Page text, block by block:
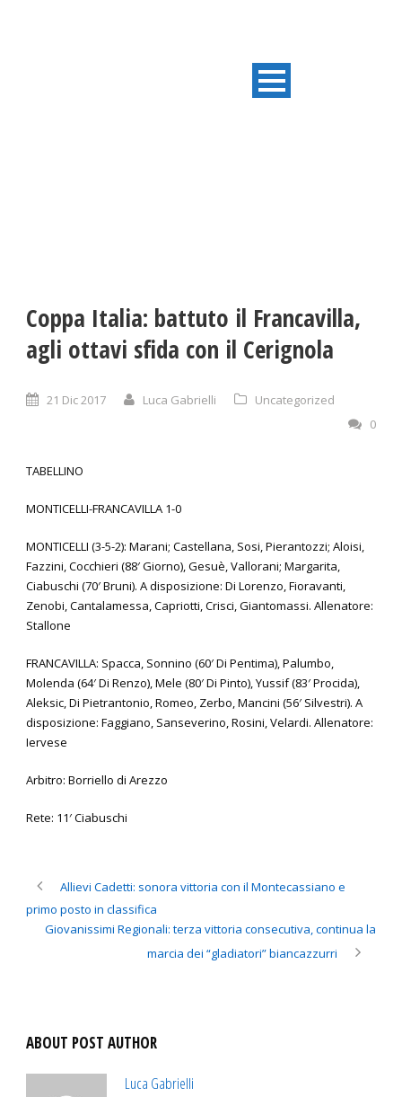
Coppa Italia: battuto il Francavilla,
agli ottavi sfida con il Cerignola
21 Dic 2017 Luca Gabrielli
Uncategorized
0
TABELLINO
MONTICELLI-FRANCAVILLA 1-0
MONTICELLI (3-5-2): Marani; Castellana, Sosi, Pierantozzi; Aloisi,
Fazzini, Cocchieri (88′ Giorno), Gesuè, Vallorani; Margarita,
Ciabuschi (70′ Bruni). A disposizione: Di Lorenzo, Fioravanti,
Zenobi, Cantalamessa, Capriotti, Crisci, Giantomassi. Allenatore:
Stallone
FRANCAVILLA: Spacca, Sonnino (60′ Di Pentima), Palumbo,
Molenda (64′ Di Renzo), Mele (80′ Di Pinto), Yussif (83′ Procida),
Aleksic, Di Pietrantonio, Romeo, Zerbo, Mancini (56′ Silvestri). A
disposizione: Faggiano, Sanseverino, Rosini, Velardi. Allenatore:
Iervese
Arbitro: Borriello di Arezzo
Rete: 11′ Ciabuschi
Allievi Cadetti: sonora vittoria con il Montecassiano e
primo posto in classifica
Giovanissimi Regionali: terza vittoria consecutiva, continua la
marcia dei “gladiatori” biancazzurri
ABOUT POST AUTHOR
Luca Gabrielli